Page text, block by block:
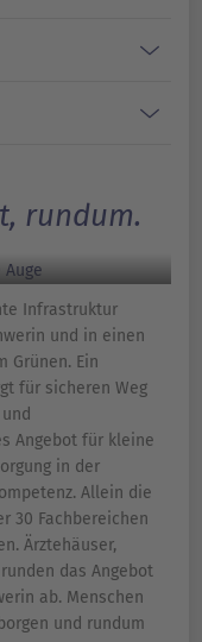
rundum.
Infrastruktur
und in einen
Grünen. Ein
für sicheren Weg
Angebot für kleine
in der
Allein die
30 Fachbereichen
Ärztehäuser,
das Angebot
ab. Menschen
und rundum